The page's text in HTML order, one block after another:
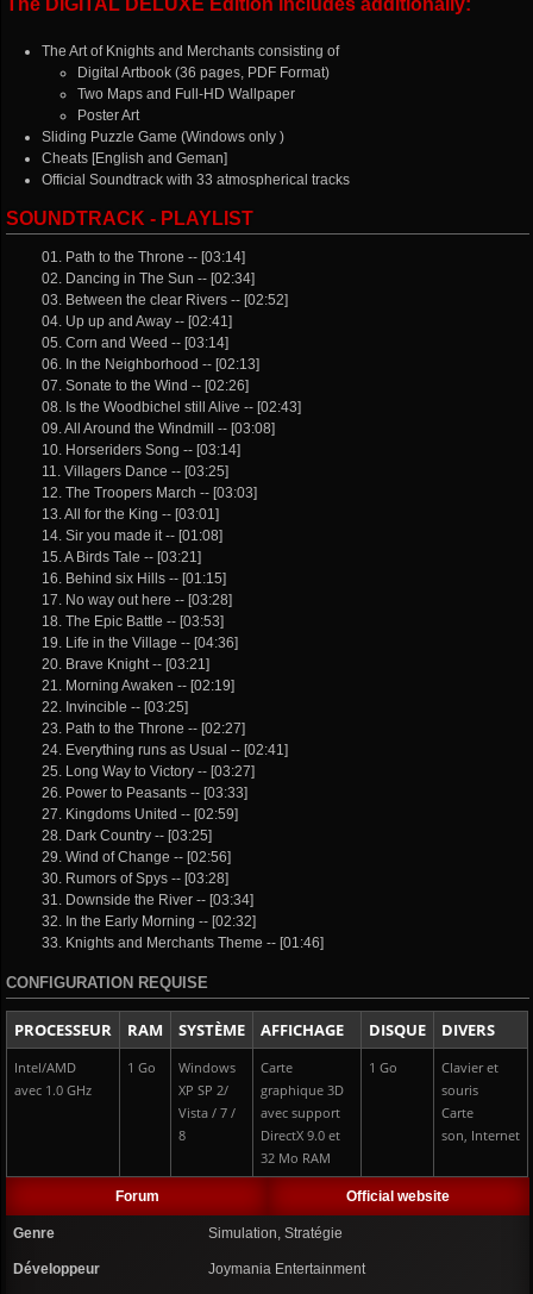
The Art of Knights and Merchants consisting of
Digital Artbook (36 pages, PDF Format)
Two Maps and Full-HD Wallpaper
Poster Art
Sliding Puzzle Game (Windows only )
Cheats [English and Geman]
Official Soundtrack with 33 atmospherical tracks
SOUNDTRACK - PLAYLIST
01. Path to the Throne -- [03:14]
02. Dancing in The Sun -- [02:34]
03. Between the clear Rivers -- [02:52]
04. Up up and Away -- [02:41]
05. Corn and Weed -- [03:14]
06. In the Neighborhood -- [02:13]
07. Sonate to the Wind -- [02:26]
08. Is the Woodbichel still Alive -- [02:43]
09. All Around the Windmill -- [03:08]
10. Horseriders Song -- [03:14]
11. Villagers Dance -- [03:25]
12. The Troopers March -- [03:03]
13. All for the King -- [03:01]
14. Sir you made it -- [01:08]
15. A Birds Tale -- [03:21]
16. Behind six Hills -- [01:15]
17. No way out here -- [03:28]
18. The Epic Battle -- [03:53]
19. Life in the Village -- [04:36]
20. Brave Knight -- [03:21]
21. Morning Awaken -- [02:19]
22. Invincible -- [03:25]
23. Path to the Throne -- [02:27]
24. Everything runs as Usual -- [02:41]
25. Long Way to Victory -- [03:27]
26. Power to Peasants -- [03:33]
27. Kingdoms United -- [02:59]
28. Dark Country -- [03:25]
29. Wind of Change -- [02:56]
30. Rumors of Spys -- [03:28]
31. Downside the River -- [03:34]
32. In the Early Morning -- [02:32]
33. Knights and Merchants Theme -- [01:46]
CONFIGURATION REQUISE
PROCESSEUR RAM SYSTÈME AFFICHAGE DISQUE DIVERS
Intel/AMD
avec 1.0 GHz
1 Go
Windows
XP SP 2/
Vista / 7 /
8
Carte
graphique 3D
avec support
DirectX 9.0 et
32 Mo RAM
1 Go
Clavier et
souris
Carte
son, Internet
Forum Official website
Genre Simulation, Stratégie
Développeur Joymania Entertainment